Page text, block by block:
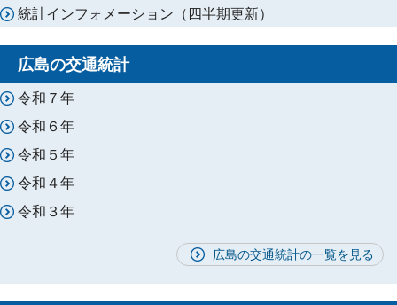
統計インフォメーション（四半期更新）
広島の交通統計
令和７年
令和６年
令和５年
令和４年
令和３年
広島の交通統計の一覧を見る